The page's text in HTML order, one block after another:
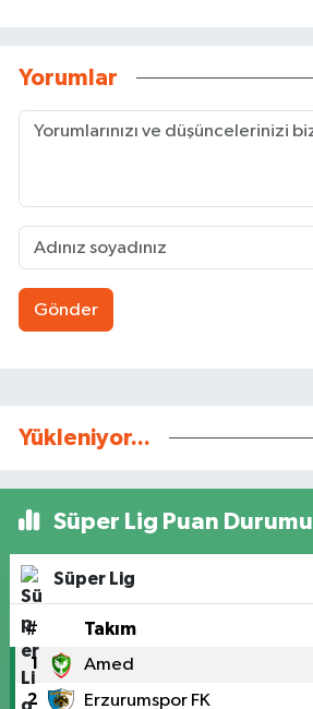
Yorumlar
Gönder
Yükleniyor...
Süper Lig Puan Durumu
Süper Lig
# Takım
1 Amed
2 Erzurumspor FK